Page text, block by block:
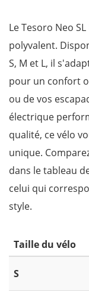
Le Tesoro Neo
polyvalent.
S, M et L, il
pour un confort
ou de vos
électrique
qualité, ce vélo
unique.
dans le tableau
celui qui
style.
Taille du vélo
S